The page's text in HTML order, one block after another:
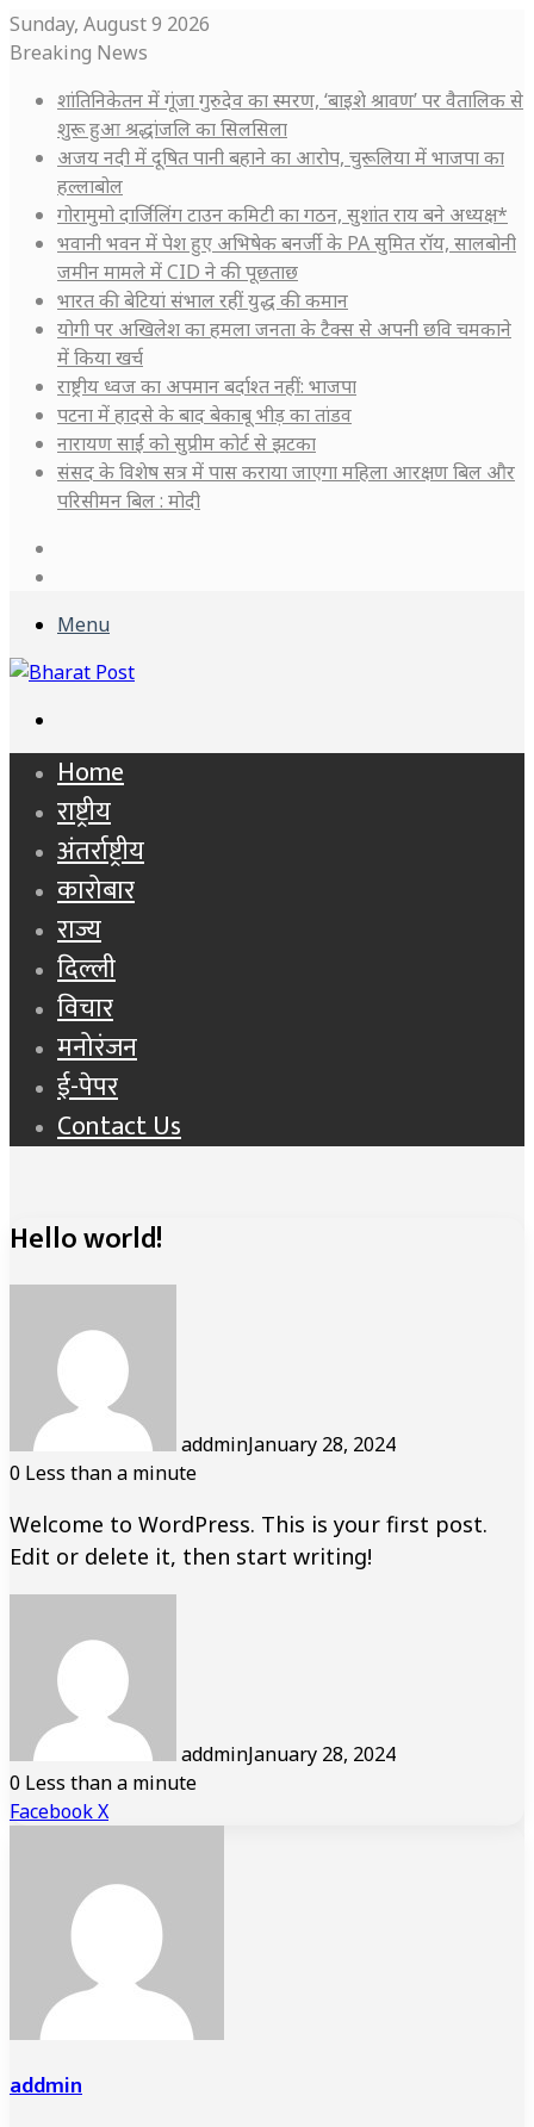
Sunday, August 9 2026
Breaking News
शांतिनिकेतन में गूंजा गुरुदेव का स्मरण, ‘बाइशे श्रावण’ पर वैतालिक से
शुरू हुआ श्रद्धांजलि का सिलसिला
अजय नदी में दूषित पानी बहाने का आरोप, चुरूलिया में भाजपा का
हल्लाबोल
गोरामुमो दार्जिलिंग टाउन कमिटी का गठन, सुशांत राय बने अध्यक्ष*
भवानी भवन में पेश हुए अभिषेक बनर्जी के PA सुमित रॉय, सालबोनी
जमीन मामले में CID ने की पूछताछ
भारत की बेटियां संभाल रहीं युद्ध की कमान
योगी पर अखिलेश का हमला जनता के टैक्स से अपनी छवि चमकाने
में किया खर्च
राष्ट्रीय ध्वज का अपमान बर्दाश्त नहीं: भाजपा
पटना में हादसे के बाद बेकाबू भीड़ का तांडव
नारायण साईं को सुप्रीम कोर्ट से झटका
संसद के विशेष सत्र में पास कराया जाएगा महिला आरक्षण बिल और
परिसीमन बिल : मोदी
Menu
for
Home
राष्ट्रीय
अंतर्राष्ट्रीय
कारोबार
राज्य
दिल्ली
विचार
मनोरंजन
ई-पेपर
Contact Us
Hello world!
addminJanuary 28, 2024
0 Less than a minute
Welcome to WordPress. This is your first post.
Edit or delete it, then start writing!
addminJanuary 28, 2024
0 Less than a minute
FacebookXLinkedIn
Tumblr
Pinterest
Reddit
VKontakte
Share
Print
addmin